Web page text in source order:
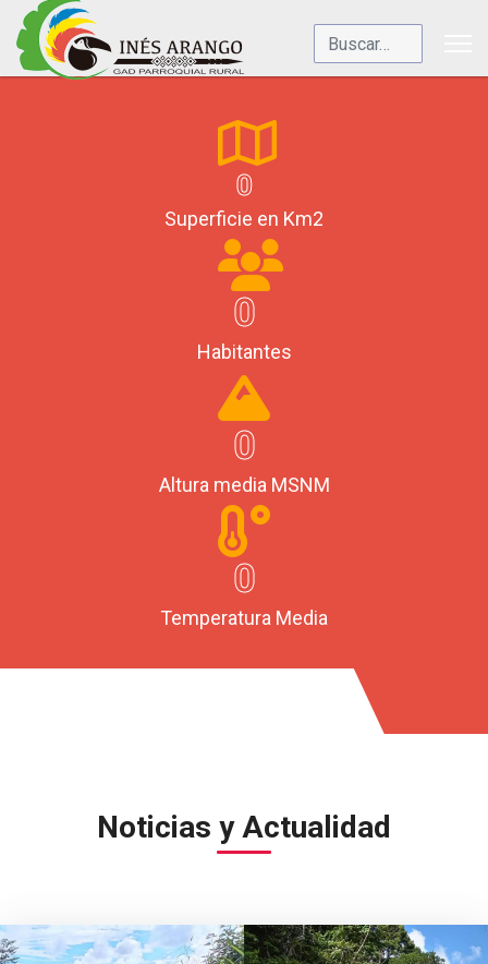
Buscar
0
Superficie en Km2
0
Habitantes
0
Altura media MSNM
0
Temperatura Media
Noticias y Actualidad